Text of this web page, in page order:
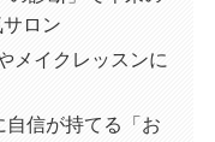
ロン
メイクレッスンに
信が持てる「お